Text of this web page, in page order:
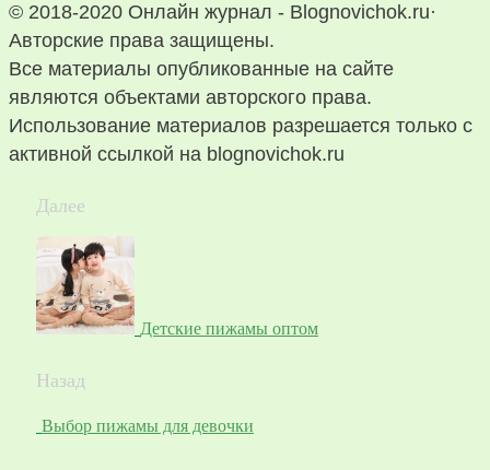
© 2018-2020 Онлайн журнал - Blognovichok.ru·
Авторские права защищены.
Все материалы опубликованные на сайте
являются объектами авторского права.
Использование материалов разрешается только с
активной ссылкой на blognovichok.ru
Далее
Детские пижамы оптом
Назад
Выбор пижамы для девочки